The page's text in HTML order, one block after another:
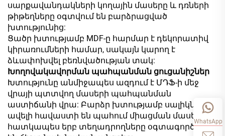
սարքավանդակների կողային մասերը և դռների
թիթեղները օգտվում են բարձրացված
խտությունից:
Ցածր խտությամբ MDF-ը հարմար է դեկորատիվ
կիրառումների համար, սակայն կարող է
ձևափոխվել բեռնվածության տակ:
Խողովակավորման պահպանման ցուցանիշներ
Խտությունը անմիջապես ազդում է ՄԴՖ-ի մեջ
վրայի պտտվող մասերի պահպանման
աստիճանի վրա: Բարձր խտությամբ սալիկները
ավելի հավաստի են պահում միացման մասերը,
հատկապես երբ տեղադրողները օգտագործում
WhatsApp